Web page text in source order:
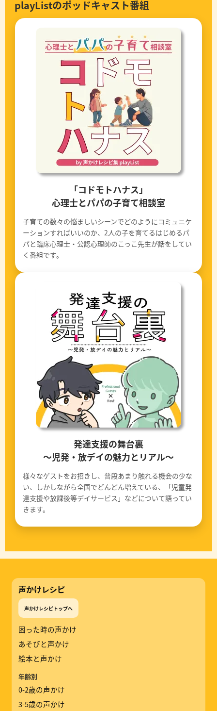
playListのポッドキャスト番組
「コドモトハナス」
心理士とパパの子育て相談室
子育ての数々の悩ましいシーンでどのようにコミュニケ
ーションすればいいのか、2人の子を育てるはじめるパ
パと臨床心理士・公認心理師のこっこ先生が話をしてい
く番組です。
発達支援の舞台裏
〜児発・放デイの魅力とリアル〜
様々なゲストをお招きし、普段あまり触れる機会の少な
い、しかしながら全国でどんどん増えている、「児童発
達支援や放課後等デイサービス」などについて語ってい
きます。
声かけレシピ
声かけレシピトップへ
困った時の声かけ
あそびと声かけ
絵本と声かけ
年齢別
0-2歳の声かけ
3-5歳の声かけ